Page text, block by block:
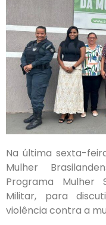
Na última sexta-
Mulher
Programa Mulher
Militar, para
violência contra a